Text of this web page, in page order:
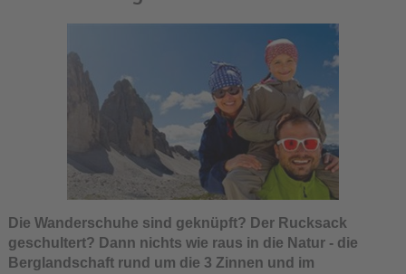
Die Wanderschuhe sind geknüpft? Der Rucksack
geschultert? Dann nichts wie raus in die Natur - die
Berglandschaft rund um die 3 Zinnen und im